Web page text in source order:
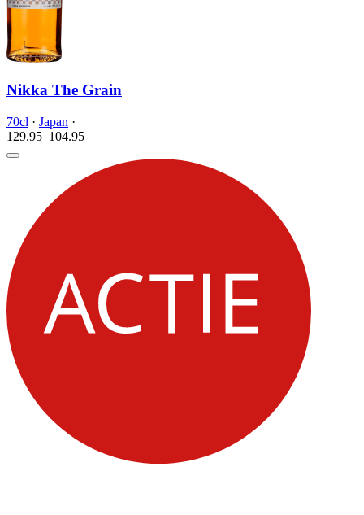
Nikka The Grain
70cl · Japan ·
129.95 104.95